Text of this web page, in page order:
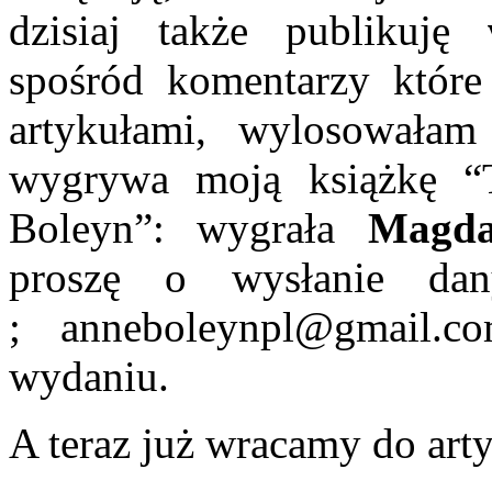
dzisiaj także publikuję
spośród komentarzy
artykułami,
wygrywa moją książkę
Boleyn”: wygrała
proszę o wysłanie
;
wydaniu.
A teraz już wracamy do